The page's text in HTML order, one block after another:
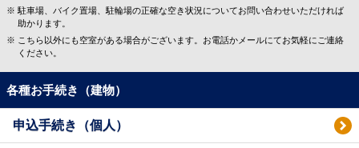
駐車場、バイク置場、駐輪場の正確な空き状況についてお問い合わせいただければ
助かります。
こちら以外にも空室がある場合がございます。お電話かメールにてお気軽にご連絡
ください。
各種お手続き（建物）
申込手続き（個人）